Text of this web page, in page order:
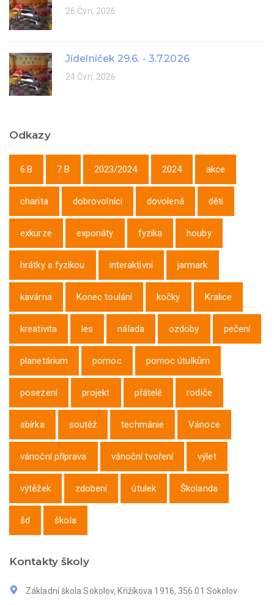
26 Čvn, 2026
Jídelníček 29.6. - 3.7.2026
24 Čvn, 2026
Odkazy
6.B 7.B 2023/2024 2024 akce
charita dobrovolníci dovolená děti
exkurze exponáty fyzika houby
hrátky s fyzikou interaktivní jarmark
kavárna Konec toulání kočky Kralice
kreativita les nálada ozdoby pečení
planetárium pomoc pomoc útulkům
posezení projekt přátelé rodiče
sbírka soutěž techmánie Vánoce
vánoční příprava vánoční tvoření výlet
výtěžek zdobení útulek Školanda
šd škola
Kontakty školy
Základní škola Sokolov, Křižíkova 1916, 356 01 Sokolov